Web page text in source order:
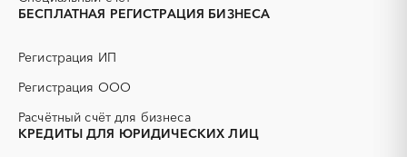
ГНБ
ГРП (гидравлический
ГСМ
ДСП
ИБП
КИП (контрольно-
БЕСПЛАТНАЯ РЕГИСТРАЦИЯ БИЗНЕСА
Регистрация ИП
Регистрация ООО
Расчётный счёт для бизнеса
КРЕДИТЫ ДЛЯ ЮРИДИЧЕСКИХ ЛИЦ